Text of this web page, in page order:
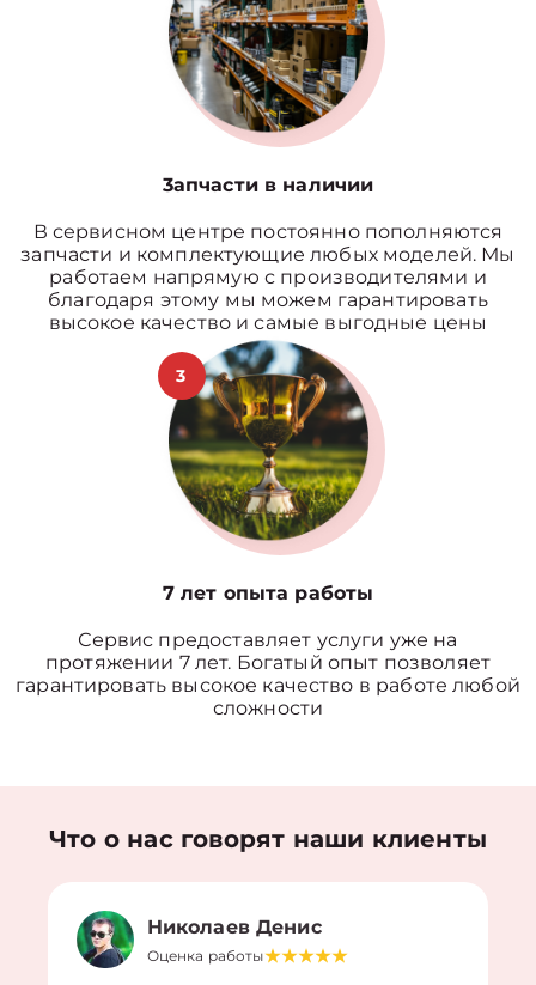
3апчасти в наличии
В сервисном центре постоянно пополняются
запчасти и комплектующие любых моделей. Мы
работаем напрямую с производителями и
благодаря этому мы можем гарантировать
высокое качество и самые выгодные цены
3
7 лет опыта работы
Сервис предоставляет услуги уже на
протяжении 7 лет. Богатый опыт позволяет
гарантировать высокое качество в работе любой
сложности
Что о нас говорят наши клиенты
Николаев Денис
Оценка работы